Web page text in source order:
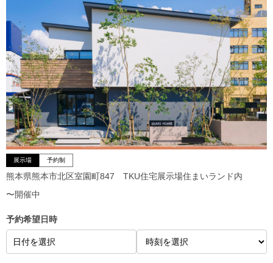
展示場 予約制
熊本県熊本市北区室園町847 TKU住宅展示場住まいランド内
〜開催中
予約希望日時
日付を選択